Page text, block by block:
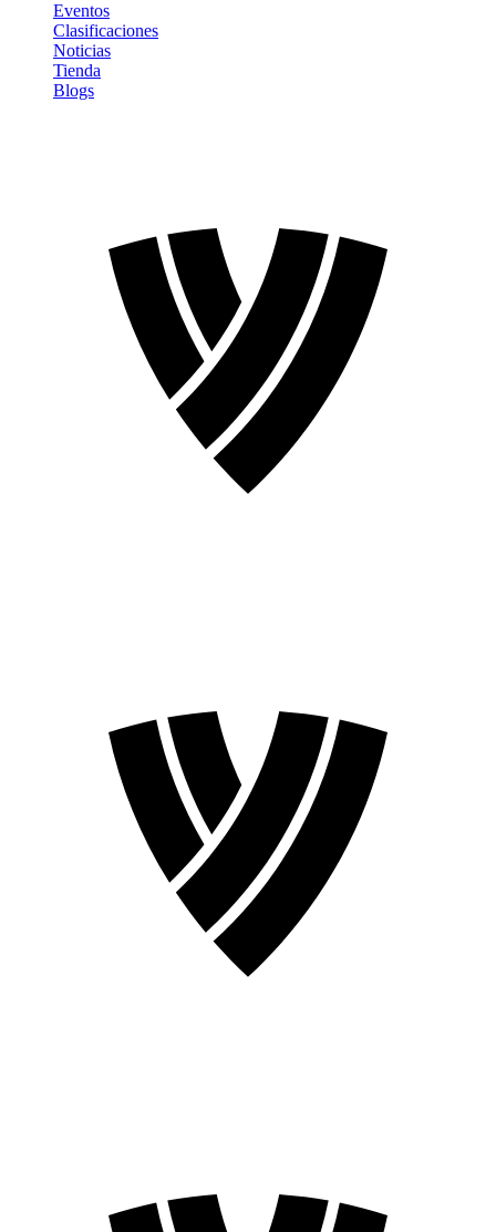
Eventos
Clasificaciones
Noticias
Tienda
Blogs